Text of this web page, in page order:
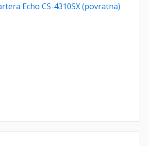
Echo CS-4310SX (povratna)